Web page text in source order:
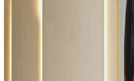
Ao longo do conteúdo, vamos explorar o
maneiras pelas quais você pode aplicar
tem esses princípios. Também
de empreendimentos globais que
O que é economia